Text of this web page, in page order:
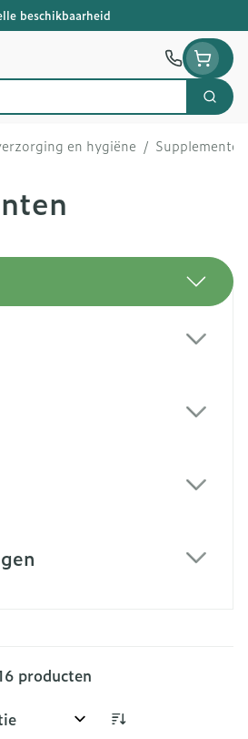
beschikbaarheid
Zoek
en hygiëne / Supplementen
producten
op: